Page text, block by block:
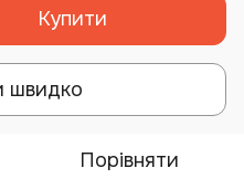
Купити
швидко
Порівняти